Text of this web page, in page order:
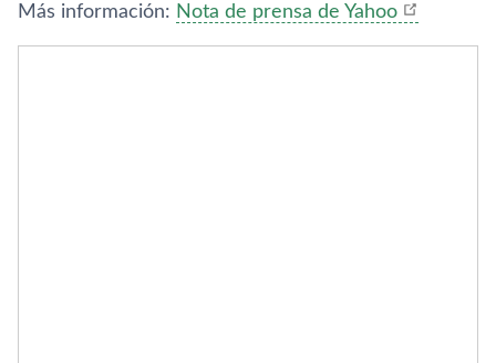
Más información: Nota de prensa de Yahoo